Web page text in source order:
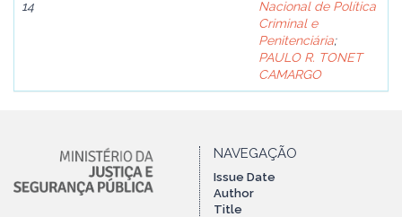
14
Nacional de Política
Criminal e
Penitenciária;
PAULO R. TONET
CAMARGO
NAVEGAÇÃO
Issue Date
Author
Title